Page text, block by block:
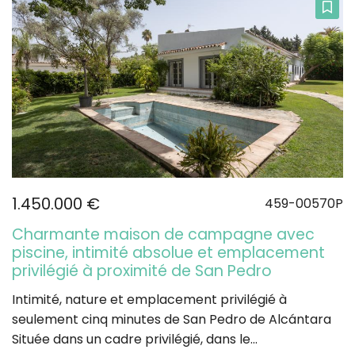
1.450.000 € 459-00570P
Charmante maison de campagne avec
piscine, intimité absolue et emplacement
privilégié à proximité de San Pedro
Intimité, nature et emplacement privilégié à
seulement cinq minutes de San Pedro de Alcántara
Située dans un cadre privilégié, dans le...